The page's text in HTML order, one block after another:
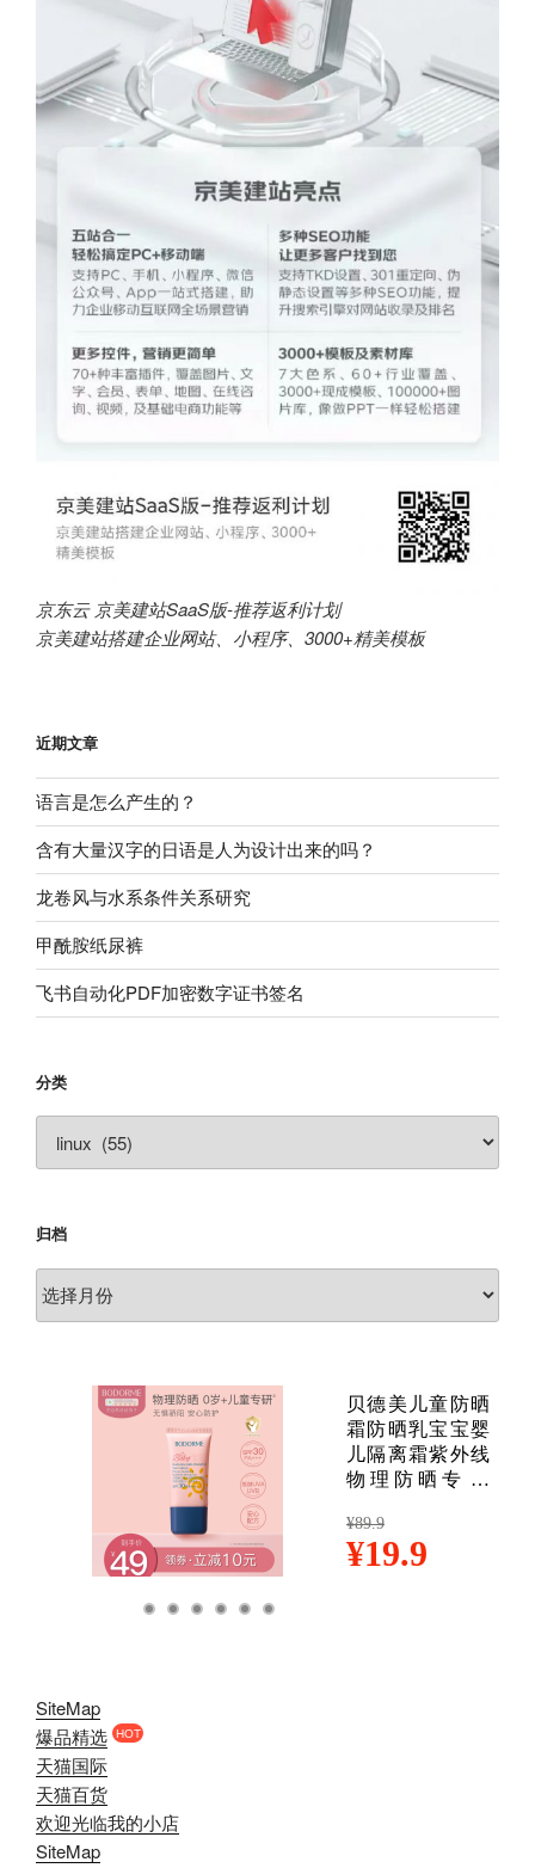
京东云 京美建站SaaS版-推荐返利计划
京美建站搭建企业网站、小程序、3000+精美模板
近期文章
语言是怎么产生的？
含有大量汉字的日语是人为设计出来的吗？
龙卷风与水系条件关系研究
甲酰胺纸尿裤
飞书自动化PDF加密数字证书签名
分类
归档
归
档
SiteMap
爆品精选
HOT
天猫国际
天猫百货
欢迎光临我的小店
SiteMap